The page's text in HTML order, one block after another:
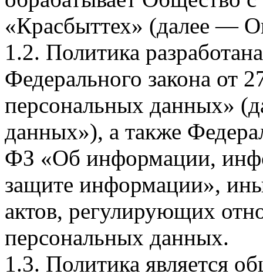
«Красбыттех» (далее —
1.2. Политика
Федерального закона
персональных данных»
данных»), а также
ФЗ «Об информации,
защите информации»,
актов, регулирующих
персональных данных.
1.3. Политика является